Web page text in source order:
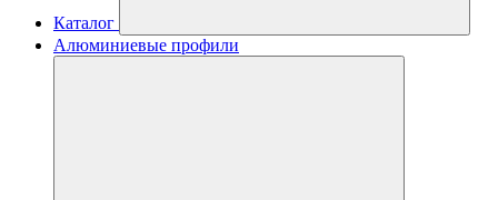
Каталог
Алюминиевые профили